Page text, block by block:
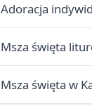
Adoracja
Msza święta
Msza święta w